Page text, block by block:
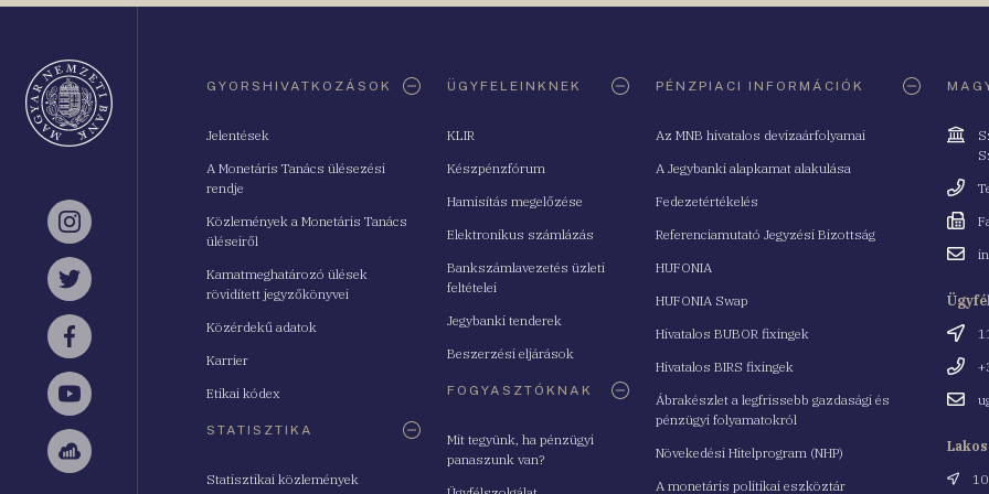
Instagram
Twitter
Facebook
YouTube
Sellsy
GYORSHIVATKOZÁSOK
Jelentések
A Monetáris Tanács ülésezési
rendje
Közlemények a Monetáris Tanács
üléseiről
Kamatmeghatározó ülések
rövidített jegyzőkönyvei
Közérdekű adatok
Karrier
Etikai kódex
STATISZTIKA
Statisztikai közlemények
ÜGYFELEINKNEK
KLIR
Készpénzfórum
Hamisítás megelőzése
Elektronikus számlázás
Bankszámlavezetés üzleti
feltételei
Jegybanki tenderek
Beszerzési eljárások
FOGYASZTÓKNAK
Mit tegyünk, ha pénzügyi
panaszunk van?
PÉNZPIACI INFORMÁCIÓK
Az MNB hivatalos devizaárfolyamai
A Jegybanki alapkamat alakulása
Fedezetértékelés
Referenciamutató Jegyzési Bizottság
HUFONIA
HUFONIA Swap
Hivatalos BUBOR fixingek
Hivatalos BIRS fixingek
Ábrakészlet a legfrissebb gazdasági és
pénzügyi folyamatokról
Növekedési Hitelprogram (NHP)
A monetáris politikai eszköztár
Cím
Fax
Email
Cím
Email
Cím